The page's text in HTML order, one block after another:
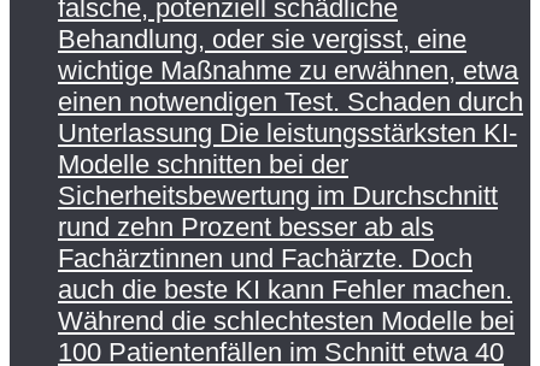
falsche, potenziell schädliche
Behandlung, oder sie vergisst, eine
wichtige Maßnahme zu erwähnen, etwa
einen notwendigen Test. Schaden durch
Unterlassung Die leistungsstärksten KI-
Modelle schnitten bei der
Sicherheitsbewertung im Durchschnitt
rund zehn Prozent besser ab als
Fachärztinnen und Fachärzte. Doch
auch die beste KI kann Fehler machen.
Während die schlechtesten Modelle bei
100 Patientenfällen im Schnitt etwa 40